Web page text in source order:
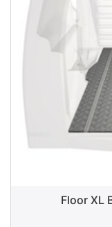
Floor XL